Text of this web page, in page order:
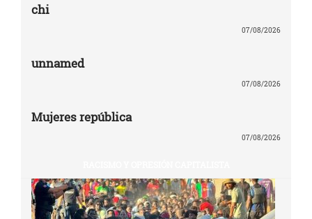
chi
07/08/2026
unnamed
07/08/2026
Mujeres república
07/08/2026